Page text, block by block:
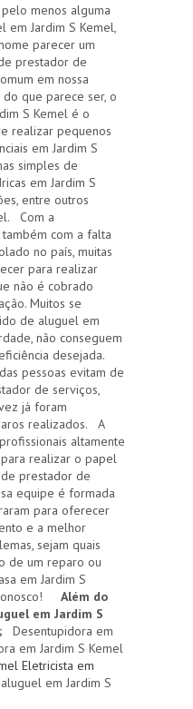
menos alguma
em Jardim S Kemel,
parecer um
prestador de
em nossa
que parece ser, o
S Kemel é o
realizar pequenos
em Jardim S
simples de
em Jardim S
entre outros
Com a
com a falta
no país, muitas
para realizar
não é cobrado
Muitos se
de aluguel em
não conseguem
desejada.
pessoas evitam de
de serviços,
já foram
realizados. A
altamente
realizar o papel
prestador de
equipe é formada
para oferecer
e a melhor
sejam quais
de um reparo ou
em Jardim S
Além do
em Jardim S
Desentupidora em
em Jardim S Kemel
Eletricista em
em Jardim S